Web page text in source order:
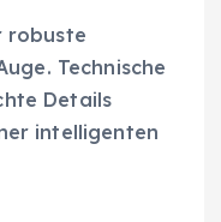
robuste
Technische
Details
intelligenten